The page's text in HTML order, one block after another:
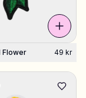
Flower 49 kr